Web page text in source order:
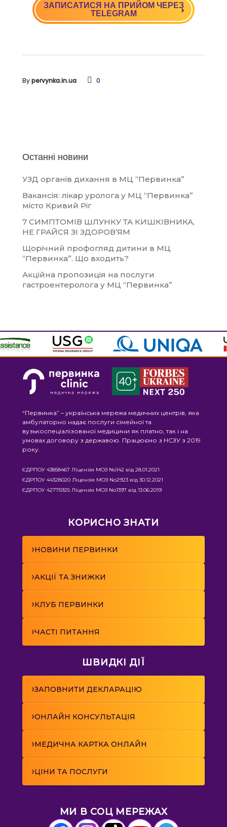
+38 (050) 037 09 90
ЗАПИСАТИСЯ НА ПРИЙОМ ЧЕРЕЗ
TELEGRAM
Bypervynka.in.ua 0
Останні новини
УЗД органів дихання в МЦ “Первинка”
Вакансія: лікар уролога у МЦ “Первинка”
місто Кривий Ріг
7 СИМПТОМІВ ШЛУНКУ ТА КИШКІВНИКА,
НЕ ГРАЙСЯ ЗІ ЗДОРОВ’ЯМ
Щорічний профогляд дитини в МЦ
“Первинка”. Що входить?
Акційна пропозиція на послуги
гастроентеролога у МЦ “Первинка”
“Первинка” – українська мережа медичних центрів, яка
амбулаторно надає послуги сімейної та
вузькоспеціалізованої медицини як платно, так і на
умовах договору з державою. Працюємо з НСЗУ з 2019
року.
ЄДРПОУ 43858467 Ліцензія МОЗ No142 від 28.01.2021
ЄДРПОУ 44328020 Ліцензія МОЗ No2923 від 30.12.2021
ЄДРПОУ 42775925 Ліцензія МОЗ No1397 від 13.06.2019
КОРИСНО ЗНАТИ
›НОВИНИ ПЕРВИНКИ
›АКЦІЇ ТА ЗНИЖКИ
›КЛУБ ПЕРВИНКИ
›ЧАСТІ ПИТАННЯ
ШВИДКІ ДІЇ
›ЗАПОВНИТИ ДЕКЛАРАЦІЮ
›ОНЛАЙН КОНСУЛЬТАЦІЯ
›МЕДИЧНА КАРТКА ОНЛАЙН
›ЦІНИ ТА ПОСЛУГИ
МИ В СОЦ МЕРЕЖАХ